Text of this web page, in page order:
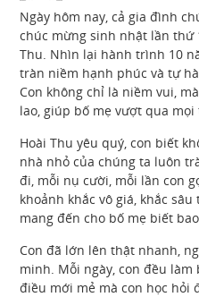
Ngày hôm nay, cả gia đình
chúc mừng sinh nhật lần thứ
Thu. Nhìn lại hành trình 10
tràn niềm hạnh phúc và tự
Con không chỉ là niềm vui,
lao, giúp bố mẹ vượt qua
Hoài Thu yêu quý, con biết
nhà nhỏ của chúng ta luôn
đi, mỗi nụ cười, mỗi lần con
khoảnh khắc vô giá, khắc
mang đến cho bố mẹ biết
Con đã lớn lên thật nhanh,
minh. Mỗi ngày, con đều
điều mới mẻ mà con học hỏi